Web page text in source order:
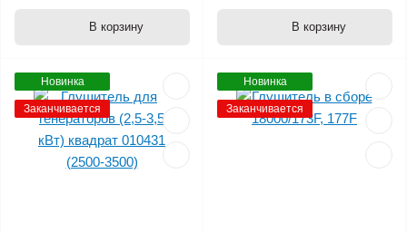
В корзину В корзину
Новинка
Заканчивается
Новинка
Заканчивается